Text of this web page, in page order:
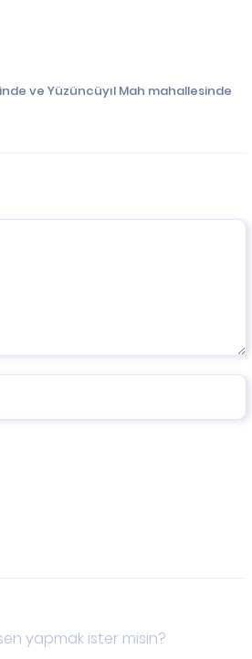
ve Yüzüncüyıl Mah mahallesinde
yapmak ister misin?